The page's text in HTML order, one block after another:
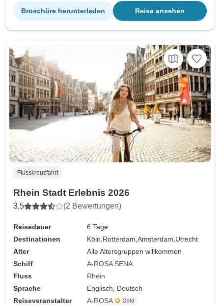
Reise ansehen
Broschüre herunterladen
Flusskreuzfahrt
Rhein Stadt Erlebnis 2026
3,5 (2 Bewertungen)
Reisedauer
6 Tage
Destinationen
Köln, Rotterdam,Amsterdam, Utrecht
Alter
Alle Altersgruppen willkommen
Schiff
A-ROSA SENA
Fluss
Rhein
Sprache
Englisch, Deutsch
Reiseveranstalter
A-ROSA